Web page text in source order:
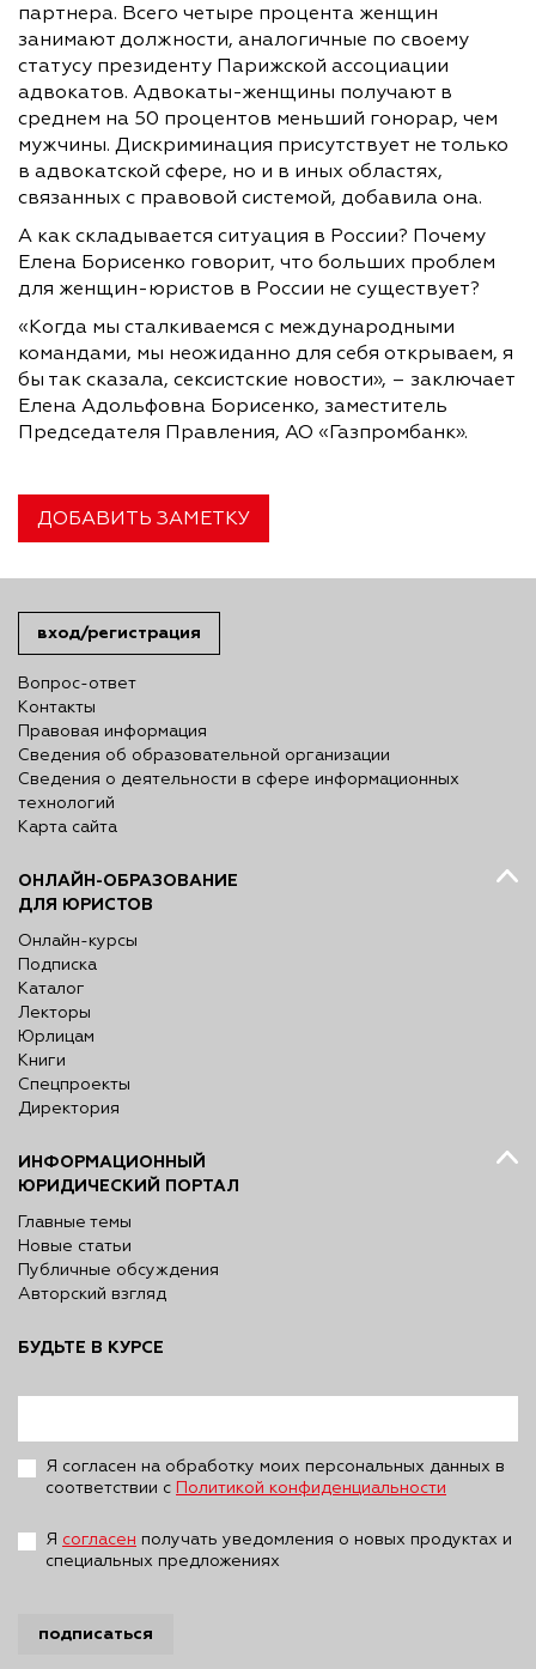
партнера. Всего четыре процента женщин
занимают должности, аналогичные по своему
статусу президенту Парижской ассоциации
адвокатов. Адвокаты-женщины получают в
среднем на 50 процентов меньший гонорар, чем
мужчины. Дискриминация присутствует не только
в адвокатской сфере, но и в иных областях,
связанных с правовой системой, добавила она.
А как складывается ситуация в России? Почему
Елена Борисенко говорит, что больших проблем
для женщин-юристов в России не существует?
«Когда мы сталкиваемся с международными
командами, мы неожиданно для себя открываем, я
бы так сказала, сексистские новости», – заключает
Елена Адольфовна Борисенко, заместитель
Председателя Правления, АО «Газпромбанк».
ДОБАВИТЬ ЗАМЕТКУ
вход/регистрация
Вопрос-ответ
Контакты
Правовая информация
Сведения об образовательной организации
Сведения о деятельности в сфере информационных
технологий
Карта сайта
ОНЛАЙН-ОБРАЗОВАНИЕ
ДЛЯ ЮРИСТОВ
Онлайн-курсы
Подписка
Каталог
Лекторы
Юрлицам
Книги
Спецпроекты
Директория
ИНФОРМАЦИОННЫЙ
ЮРИДИЧЕСКИЙ ПОРТАЛ
Главные темы
Новые статьи
Публичные обсуждения
Авторский взгляд
БУДЬТЕ В КУРСЕ
Я согласен на обработку моих персональных данных в
соответствии с
Политикой конфиденциальности
Я согласен получать уведомления о новых продуктах и
специальных предложениях
подписаться